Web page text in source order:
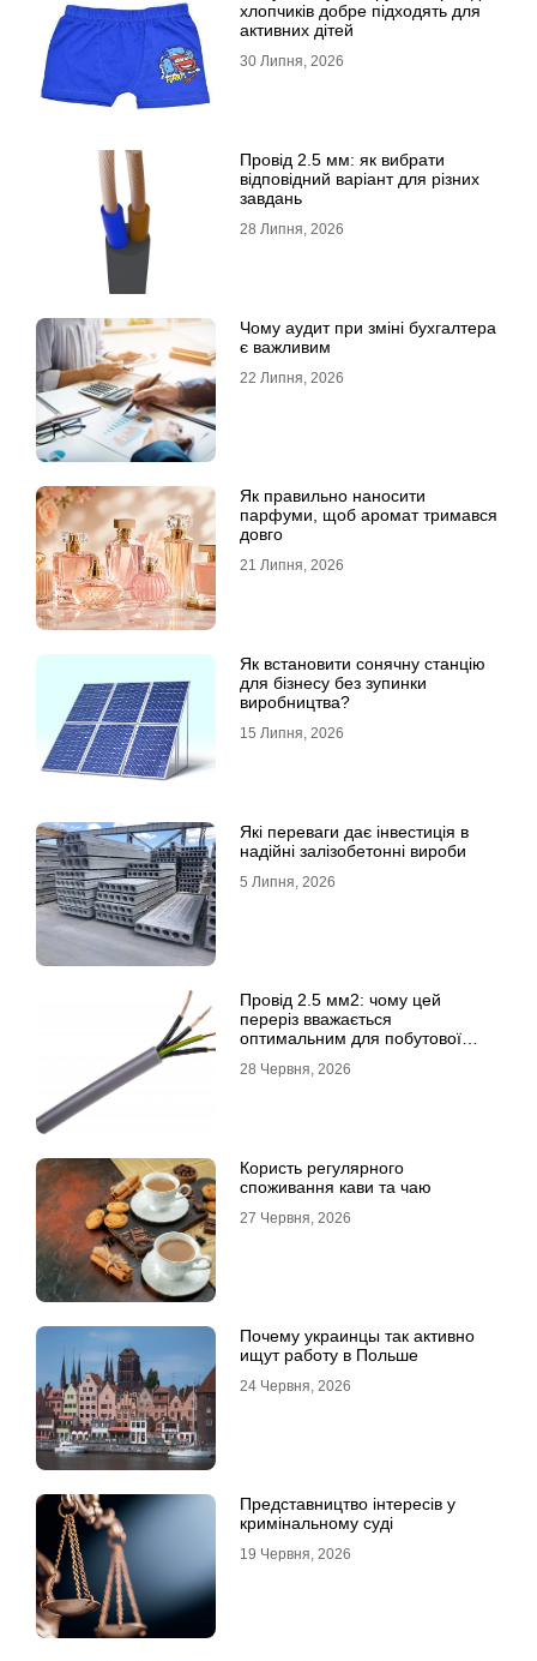
хлопчиків добре підходять для
активних дітей
30 Липня, 2026
Провід 2.5 мм: як вибрати
відповідний варіант для різних
завдань
28 Липня, 2026
Чому аудит при зміні бухгалтера
є важливим
22 Липня, 2026
Як правильно наносити
парфуми, щоб аромат тримався
довго
21 Липня, 2026
Як встановити сонячну станцію
для бізнесу без зупинки
виробництва?
15 Липня, 2026
Які переваги дає інвестиція в
надійні залізобетонні вироби
5 Липня, 2026
Провід 2.5 мм2: чому цей
переріз вважається
оптимальним для побутової
28 Червня, 2026
Користь регулярного
споживання кави та чаю
27 Червня, 2026
Почему украинцы так активно
ищут работу в Польше
24 Червня, 2026
Представництво інтересів у
кримінальному суді
19 Червня, 2026